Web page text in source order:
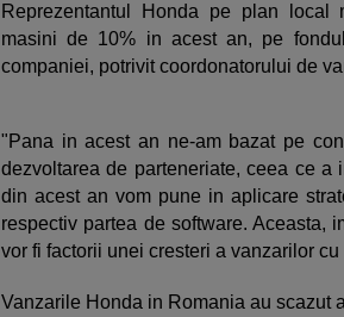
Reprezentantul Honda pe plan
masini de 10% in acest an, pe
companiei, potrivitcoordonatorului de
"Pana in acest an ne-am bazat pe
dezvoltarea de parteneriate, ceea ce a
din acest an vom pune in aplicare
respectiv partea de software. Aceasta,
vor fi factorii unei cresteri a vanzarilor
Vanzarile Honda in Romania au scazut